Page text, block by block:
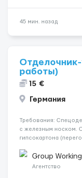
45 мин. назад
работы)
15 €
Германия
Требования:
с железным носком.
гипсокартона
малярных работ
Штукатурные работы ...
Group Working
Агентство